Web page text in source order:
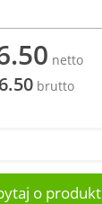
netto
brutto
o produkt